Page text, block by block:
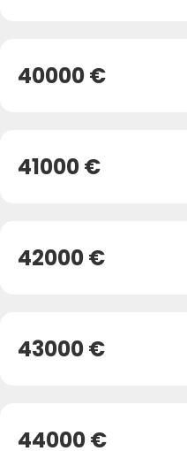
40000 €
41000 €
42000 €
43000 €
44000 €